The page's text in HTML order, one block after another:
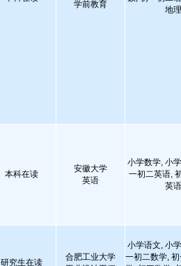
学前教育
地
本科在读
安徽大学
英语
小学数学, 小
一初二英语,
英
研究生在读
合肥工业大学
小学语文, 小
一初二数学,